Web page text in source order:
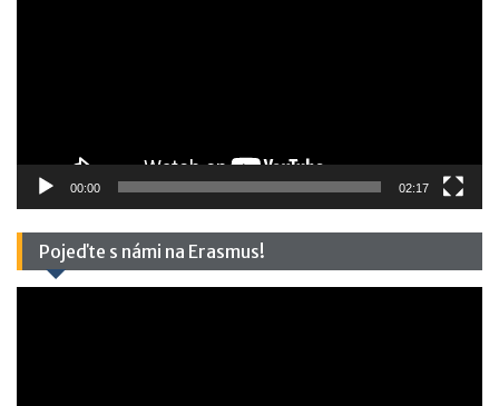
00:00 02:17
Pojeďte s námi na Erasmus!